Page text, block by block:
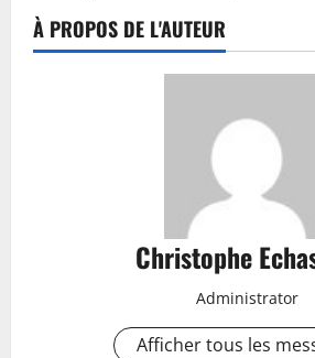
À PROPOS DE L'AUTEUR
Christophe
Administrator
Afficher tous les